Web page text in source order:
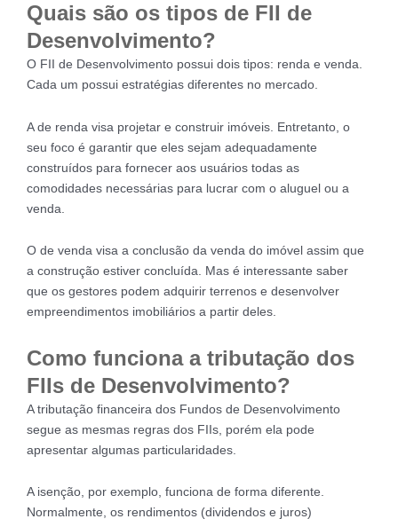
Quais são os tipos de FII de
Desenvolvimento?
O FII de Desenvolvimento possui dois tipos: renda e venda.
Cada um possui estratégias diferentes no mercado.
A de renda visa projetar e construir imóveis. Entretanto, o
seu foco é garantir que eles sejam adequadamente
construídos para fornecer aos usuários todas as
comodidades necessárias para lucrar com o aluguel ou a
venda.
O de venda visa a conclusão da venda do imóvel assim que
a construção estiver concluída. Mas é interessante saber
que os gestores podem adquirir terrenos e desenvolver
empreendimentos imobiliários a partir deles.
Como funciona a tributação dos
FIIs de Desenvolvimento?
A tributação financeira dos Fundos de Desenvolvimento
segue as mesmas regras dos FIIs, porém ela pode
apresentar algumas particularidades.
A isenção, por exemplo, funciona de forma diferente.
Normalmente, os rendimentos (dividendos e juros)